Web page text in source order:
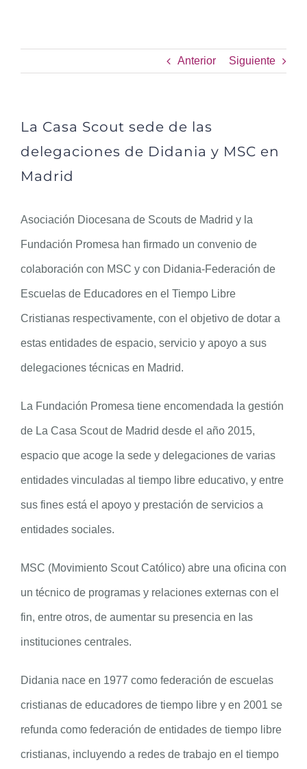
Anterior Siguiente
La Casa Scout sede de las
delegaciones de Didania y MSC en
Madrid
Asociación Diocesana de Scouts de Madrid y la
Fundación Promesa han firmado un convenio de
colaboración con MSC y con Didania-Federación de
Escuelas de Educadores en el Tiempo Libre
Cristianas respectivamente, con el objetivo de dotar a
estas entidades de espacio, servicio y apoyo a sus
delegaciones técnicas en Madrid.
La Fundación Promesa tiene encomendada la gestión
de La Casa Scout de Madrid desde el año 2015,
espacio que acoge la sede y delegaciones de varias
entidades vinculadas al tiempo libre educativo, y entre
sus fines está el apoyo y prestación de servicios a
entidades sociales.
MSC (Movimiento Scout Católico) abre una oficina con
un técnico de programas y relaciones externas con el
fin, entre otros, de aumentar su presencia en las
instituciones centrales.
Didania nace en 1977 como federación de escuelas
cristianas de educadores de tiempo libre y en 2001 se
refunda como federación de entidades de tiempo libre
cristianas, incluyendo a redes de trabajo en el tiempo